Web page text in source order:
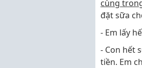
cùng
đặt sữa
- Em lấy
- Con hết
tiền. Em